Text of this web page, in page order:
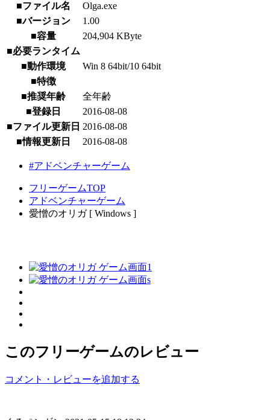
■ファイル名
Olga.exe
■バージョン
1.00
■容量
204,904 KByte
■必要ランタイム
■動作環境
Win 8 64bit/10 64bit
■特徴
■推奨年齢
全年齢
■登録日
2016-08-08
■ファイル更新日 2016-08-08
■情報更新日
2016-08-08
#アドベンチャーゲーム
フリーゲームTOP
アドベンチャーゲーム
愛憎のオリガ [ Windows ]
このフリーゲームのレビュー
コメント・レビューを追加する